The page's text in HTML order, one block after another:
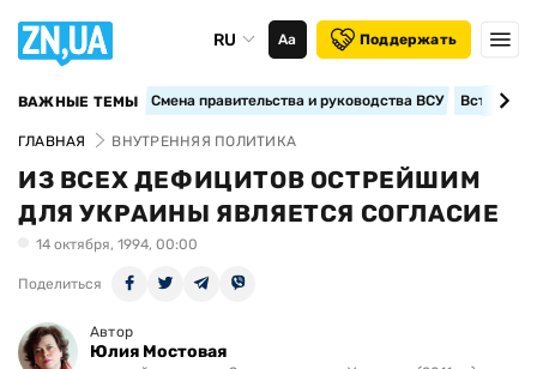
RU Аа Поддержать
ВАЖНЫЕ ТЕМЫ Смена правительства и руководства ВСУ
ГЛАВНАЯ ВНУТРЕННЯЯ ПОЛИТИКА
ИЗ ВСЕХ ДЕФИЦИТОВ ОСТРЕЙШИМ
ДЛЯ УКРАИНЫ ЯВЛЯЕТСЯ СОГЛАСИЕ
14 октября, 1994, 00:00
Поделиться
Автор
Юлия Мостовая